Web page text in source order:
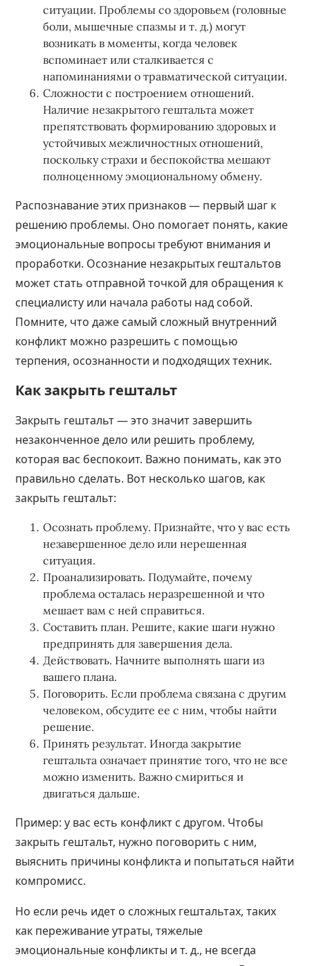
ситуации. Проблемы со здоровьем (головные
боли, мышечные спазмы и т. д.) могут
возникать в моменты, когда человек
вспоминает или сталкивается с
напоминаниями о травматической ситуации.
Сложности с построением отношений.
Наличие незакрытого гештальта может
препятствовать формированию здоровых и
устойчивых межличностных отношений,
поскольку страхи и беспокойства мешают
полноценному эмоциональному обмену.
Распознавание этих признаков — первый шаг к
решению проблемы. Оно помогает понять, какие
эмоциональные вопросы требуют внимания и
проработки. Осознание незакрытых гештальтов
может стать отправной точкой для обращения к
специалисту или начала работы над собой.
Помните, что даже самый сложный внутренний
конфликт можно разрешить с помощью
терпения, осознанности и подходящих техник.
Как закрыть гештальт
Закрыть гештальт — это значит завершить
незаконченное дело или решить проблему,
которая вас беспокоит. Важно понимать, как это
правильно сделать. Вот несколько шагов, как
закрыть гештальт:
Осознать проблему. Признайте, что у вас есть
незавершенное дело или нерешенная
ситуация.
Проанализировать. Подумайте, почему
проблема осталась неразрешенной и что
мешает вам с ней справиться.
Составить план. Решите, какие шаги нужно
предпринять для завершения дела.
Действовать. Начните выполнять шаги из
вашего плана.
Поговорить. Если проблема связана с другим
человеком, обсудите ее с ним, чтобы найти
решение.
Принять результат. Иногда закрытие
гештальта означает принятие того, что не все
можно изменить. Важно смириться и
двигаться дальше.
Пример: у вас есть конфликт с другом. Чтобы
закрыть гештальт, нужно поговорить с ним,
выяснить причины конфликта и попытаться найти
компромисс.
Но если речь идет о сложных гештальтах, таких
как переживание утраты, тяжелые
эмоциональные конфликты и т. д., не всегда